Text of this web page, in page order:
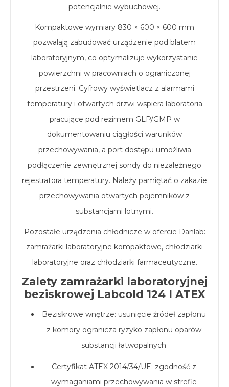
potencjalnie wybuchowej.
Kompaktowe wymiary 830 × 600 × 600 mm
pozwalają zabudować urządzenie pod blatem
laboratoryjnym, co optymalizuje wykorzystanie
powierzchni w pracowniach o ograniczonej
przestrzeni. Cyfrowy wyświetlacz z alarmami
temperatury i otwartych drzwi wspiera laboratoria
pracujące pod reżimem GLP/GMP w
dokumentowaniu ciągłości warunków
przechowywania, a port dostępu umożliwia
podłączenie zewnętrznej sondy do niezależnego
rejestratora temperatury. Należy pamiętać o zakazie
przechowywania otwartych pojemników z
substancjami lotnymi.
Pozostałe urządzenia chłodnicze w ofercie Danlab:
zamrażarki laboratoryjne kompaktowe, chłodziarki
laboratoryjne oraz chłodziarki farmaceutyczne.
Zalety zamrażarki laboratoryjnej
beziskrowej Labcold 124 l ATEX
Beziskrowe wnętrze: usunięcie źródeł zapłonu
z komory ogranicza ryzyko zapłonu oparów
substancji łatwopalnych
Certyfikat ATEX 2014/34/UE: zgodność z
wymaganiami przechowywania w strefie